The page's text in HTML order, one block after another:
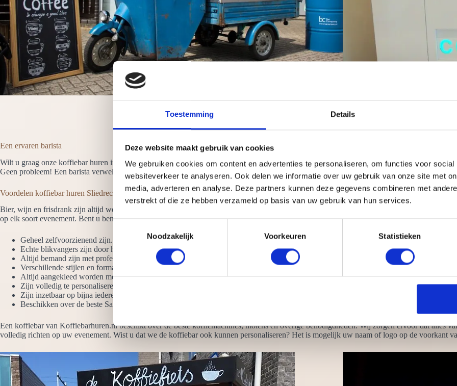
Toestemming Details
Deze website maakt gebruik van cookies
We gebruiken cookies om content en advertenties te personaliseren, om functies voor
websiteverkeer te analyseren. Ook delen we informatie over uw gebruik van onze site met
media, adverteren en analyse. Deze partners kunnen deze gegevens combineren met
verstrekt of die ze hebben verzameld op basis van uw gebruik van hun services.
T
e
s
t
e
m
m
i
n
s
e
Noodzakelijk Voorkeuren Statistieken
Een ervaren barista
Wilt u graag onze koffiebar huren in Sliedrecht dan komt er altijd minimaal één barista mee. Een barista is een Italiaanse term voor barman
Geen probleem! Een barista verwelkomt de gasten en maakt en serveert de koffie. Iedere barista heeft een diploma op zak en is altijd
Voordelen koffiebar huren Sliedrecht
Bier, wijn en frisdrank zijn altijd wel voorradig op een evenement maar koffie mag eigenlijk ook niet ontbreken. Een verrukkelijke kop
op elk soort evenement. Bent u benieuwd waarom u onze koffiebars moet huren? Omdat ze:
Geheel zelfvoorzienend zijn. Het enige wat we nodig hebben is een stroompuntje.
Echte blikvangers zijn door het hoogglans ontwerp en de LED-verlichting
Altijd bemand zijn met professionele barista’s die raad weten met latte art
Verschillende stijlen en formaten hebben. Denk aan de koffie werkbank, koffiefiets en de koffie tuk tuk
Altijd aangekleed worden met vazen koffiebonen
Zijn volledig te personaliseren met jouw logo
Zijn inzetbaar op bijna iedere plek
Beschikken over de beste San Remo-koffiemolens en espressomachines
Een koffiebar van Koffiebarhuren.nl beschikt over de beste koffiemachines, molens en overige benodigdheden. Wij zorgen ervoor dat alles
volledig richten op uw evenement. Wist u dat we de koffiebar ook kunnen personaliseren? Het is mogelijk uw naam of logo op de voorkant